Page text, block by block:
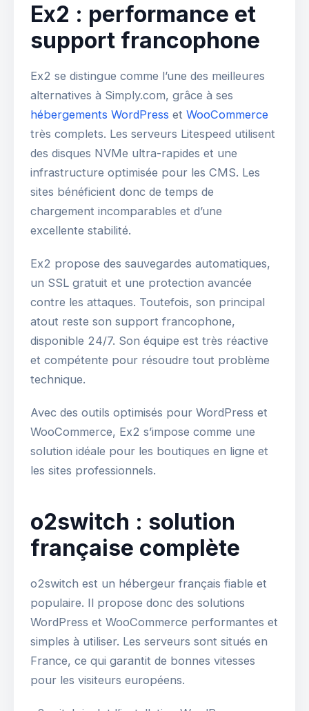
Ex2 : performance et
support francophone
Ex2 se distingue comme l’une des meilleures
alternatives à Simply.com, grâce à ses
hébergements WordPress et WooCommerce
très complets. Les serveurs Litespeed utilisent
des disques NVMe ultra-rapides et une
infrastructure optimisée pour les CMS. Les
sites bénéficient donc de temps de
chargement incomparables et d’une
excellente stabilité.
Ex2 propose des sauvegardes automatiques,
un SSL gratuit et une protection avancée
contre les attaques. Toutefois, son principal
atout reste son support francophone,
disponible 24/7. Son équipe est très réactive
et compétente pour résoudre tout problème
technique.
Avec des outils optimisés pour WordPress et
WooCommerce, Ex2 s’impose comme une
solution idéale pour les boutiques en ligne et
les sites professionnels.
o2switch : solution
française complète
o2switch est un hébergeur français fiable et
populaire. Il propose donc des solutions
WordPress et WooCommerce performantes et
simples à utiliser. Les serveurs sont situés en
France, ce qui garantit de bonnes vitesses
pour les visiteurs européens.